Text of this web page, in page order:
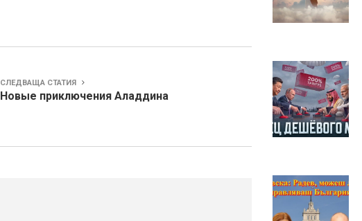
СЛЕДВАЩА СТАТИЯ
Новые приключения Аладдина